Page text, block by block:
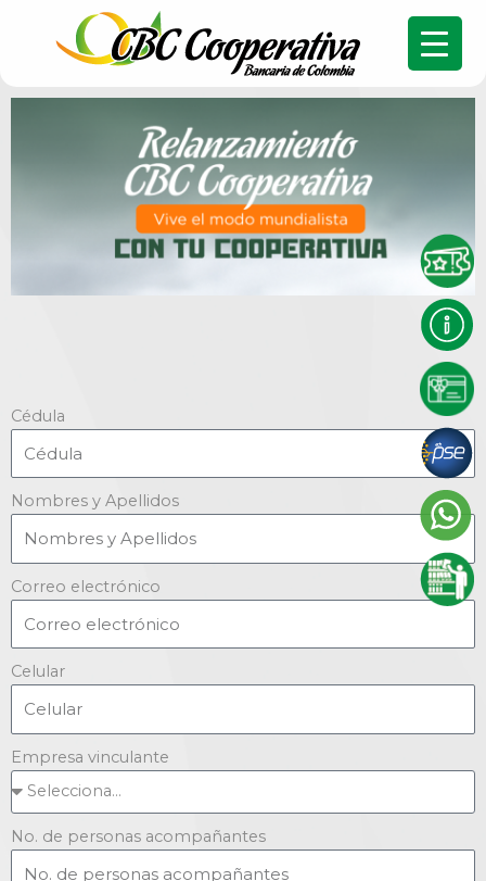
Cédula
Nombres y Apellidos
Correo electrónico
Celular
Empresa vinculante
No. de personas acompañantes